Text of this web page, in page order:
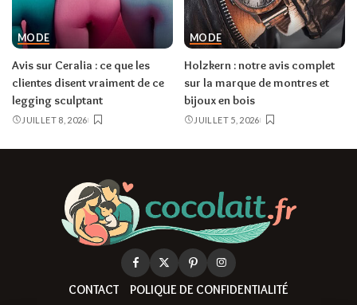
MODE
Avis sur Ceralia : ce que les
clientes disent vraiment de ce
legging sculptant
JUILLET 8, 2026
MODE
Holzkern : notre avis complet
sur la marque de montres et
bijoux en bois
JUILLET 5, 2026
CONTACT POLIQUE DE CONFIDENTIALITÉ